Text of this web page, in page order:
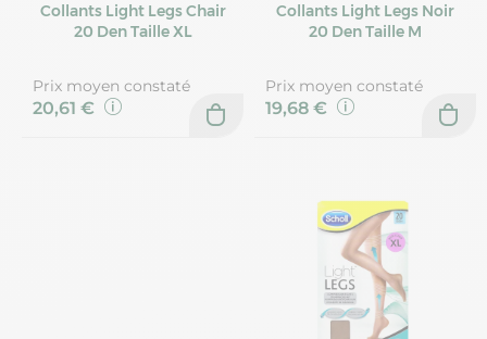
Collants Light Legs Chair
20 Den Taille XL
Prix moyen constaté
20,61 €
Collants Light Legs Noir
20 Den Taille M
Prix moyen constaté
19,68 €